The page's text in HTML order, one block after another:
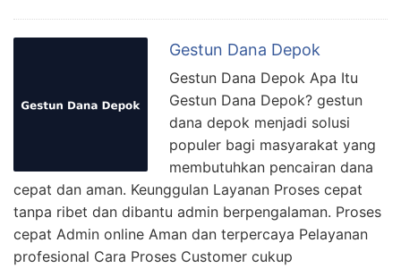
Gestun Dana Depok
Gestun Dana Depok Apa Itu
Gestun Dana Depok? gestun
dana depok menjadi solusi
populer bagi masyarakat yang
membutuhkan pencairan dana
cepat dan aman. Keunggulan Layanan Proses cepat
tanpa ribet dan dibantu admin berpengalaman. Proses
cepat Admin online Aman dan terpercaya Pelayanan
profesional Cara Proses Customer cukup